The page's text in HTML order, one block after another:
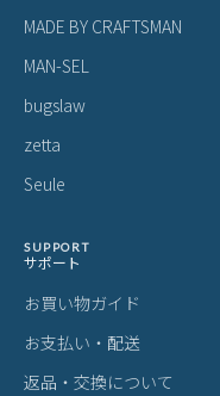
MADE BY CRAFTSMAN
MAN-SEL
bugslaw
zetta
Seule
SUPPORT
サポート
お買い物ガイド
お支払い・配送
返品・交換について